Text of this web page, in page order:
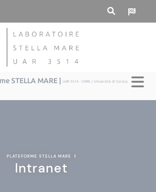
STELLA MARE |UAR 3514 - CNRS / Università di Corsica
PLATEFORME STELLA MARE |
Intranet